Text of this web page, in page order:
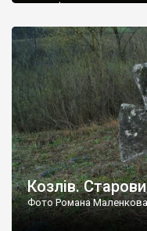
рельєфне пано, яке
не видно, але видно дві
Козлів.
Фото Романа